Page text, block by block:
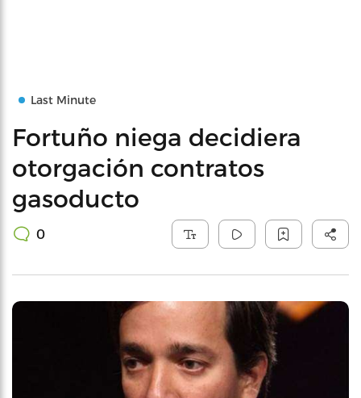
Last Minute
Fortuño niega decidiera
otorgación contratos
gasoducto
0